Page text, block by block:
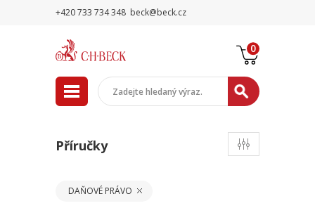
+420 733 734 348 beck@beck.cz
0
Příručky
DAŇOVÉ PRÁVO